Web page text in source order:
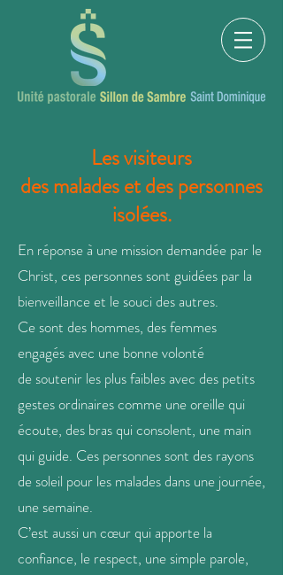
Les visiteurs
des malades et des personnes
isolées.
En réponse à une mission demandée par le
Christ, ces personnes sont guidées par la
bienveillance et le souci des autres.
Ce sont des hommes, des femmes
engagés avec une bonne volonté
de soutenir les plus faibles avec des petits
gestes ordinaires comme une oreille qui
écoute, des bras qui consolent, une main
qui guide. Ces personnes sont des rayons
de soleil pour les malades dans une journée,
une semaine.
C’est aussi un cœur qui apporte la
confiance, le respect, une simple parole,